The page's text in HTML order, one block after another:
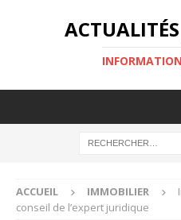
ACCUEIL IMMOBILIER
conseil de l’expert juridique